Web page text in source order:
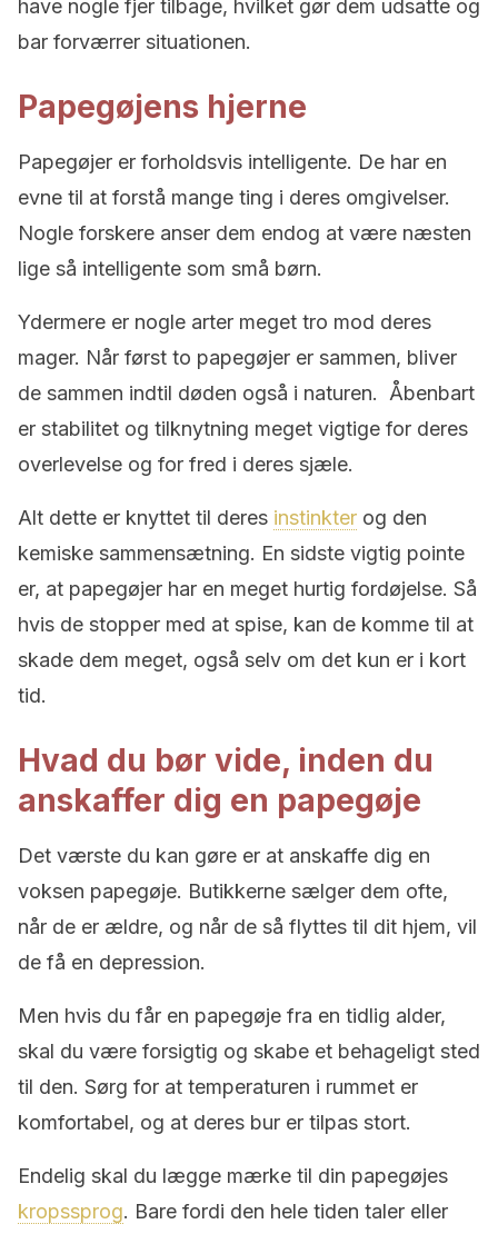
have nogle fjer tilbage, hvilket gør dem udsatte og
bar forværrer situationen.
Papegøjens hjerne
Papegøjer er forholdsvis intelligente. De har en
evne til at forstå mange ting i deres omgivelser.
Nogle forskere anser dem endog at være næsten
lige så intelligente som små børn.
Ydermere er nogle arter meget tro mod deres
mager. Når først to papegøjer er sammen, bliver
de sammen indtil døden også i naturen. Åbenbart
er stabilitet og tilknytning meget vigtige for deres
overlevelse og for fred i deres sjæle.
Alt dette er knyttet til deres instinkter og den
kemiske sammensætning. En sidste vigtig pointe
er, at papegøjer har en meget hurtig fordøjelse. Så
hvis de stopper med at spise, kan de komme til at
skade dem meget, også selv om det kun er i kort
tid.
Hvad du bør vide, inden du
anskaffer dig en papegøje
Det værste du kan gøre er at anskaffe dig en
voksen papegøje. Butikkerne sælger dem ofte,
når de er ældre, og når de så flyttes til dit hjem, vil
de få en depression.
Men hvis du får en papegøje fra en tidlig alder,
skal du være forsigtig og skabe et behageligt sted
til den. Sørg for at temperaturen i rummet er
komfortabel, og at deres bur er tilpas stort.
Endelig skal du lægge mærke til din papegøjes
kropssprog. Bare fordi den hele tiden taler eller